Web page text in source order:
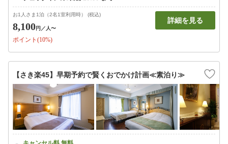
お1人さま1泊（2名1室利用時） (税込)
8,100円 ／人〜
ポイント(10%)
詳細を見る
【さき楽45】早期予約で賢くおでかけ計画≪素泊り≫